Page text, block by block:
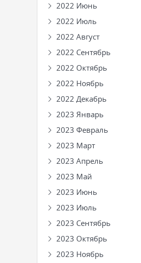
2022 Июнь
2022 Июль
2022 Август
2022 Сентябрь
2022 Октябрь
2022 Ноябрь
2022 Декабрь
2023 Январь
2023 Февраль
2023 Март
2023 Апрель
2023 Май
2023 Июнь
2023 Июль
2023 Сентябрь
2023 Октябрь
2023 Ноябрь